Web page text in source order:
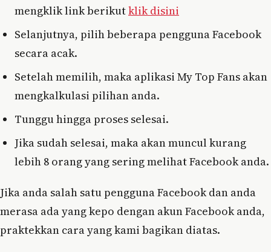
mengklik link berikutklik disini
Selanjutnya, pilih beberapa pengguna Facebook
secara acak.
Setelah memilih, maka aplikasi My Top Fans akan
mengkalkulasi pilihan anda.
Tunggu hingga proses selesai.
Jika sudah selesai, maka akan muncul kurang
lebih 8 orang yang sering melihat Facebook anda.
Jika anda salah satu pengguna Facebook dan anda
merasa ada yang kepo dengan akun Facebook anda,
praktekkan cara yang kami bagikan diatas.